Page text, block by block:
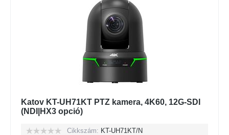
Katov KT-UH71KT PTZ kamera, 4K60, 12G-SDI
(NDI|HX3 opció)
Cikkszám: KT-UH71KT/N